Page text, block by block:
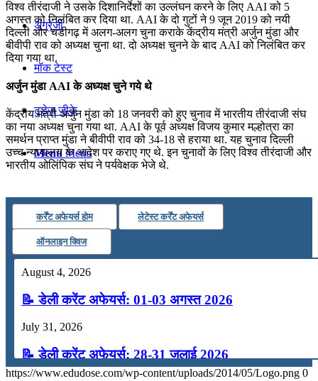
अंग्रेजी
मॉक टेस्ट
टुडेज जीके
Menu Menu
विश्व तीरंदाजी ने उसके दिशानिर्देशों का उल्लंघन करने के लिए AAI को 5
अगस्त को निलंबित कर दिया था. AAI के दो गुटों ने 9 जून 2019 को नयी
दिल्ली और चंडीगढ़ में अलग-अलग चुना कराके केंद्रीय मंत्री अर्जुन मुंडा और
बीवीपी राव को अध्यक्ष चुना था. दो अध्यक्ष चुनने के बाद AAI को निलंबित कर
दिया गया था.
अर्जुन मुंडा AAI के अध्यक्ष चुने गये थे
केंद्रीय मंत्री अर्जुन मुंडा को 18 जनवरी को हुए चुनाव में भारतीय तीरंदाजी संघ
का नया अध्यक्ष चुना गया था. AAI के पूर्व अध्यक्ष विजय कुमार मल्होत्रा का
समर्थन प्राप्त मुंडा ने बीवीपी राव को 34-18 से हराया था. यह चुनाव दिल्ली
उच्च न्यायालय के आदेश पर कराए गए थे. इन चुनावों के लिए विश्व तीरंदाजी और
भारतीय ओलिंपिक संघ ने पर्यवेक्षक भेजे थे.
कर्रेंट अफेयर्स होम लेटेस्ट कर्रेंट अफेयर्स
ऑनलाइन क्विज
August 4, 2026
📝 डेली करेंट अफेयर्स: 01-03 अगस्त 2026
July 31, 2026
📝 डेली करेंट अफेयर्स: 28-31 जुलाई 2026
https://www.edudose.com/wp-content/uploads/2014/05/Logo.png 0